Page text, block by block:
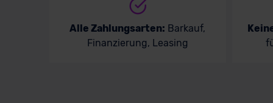
Alle Zahlungsarten: Barkauf,
Finanzierung, Leasing